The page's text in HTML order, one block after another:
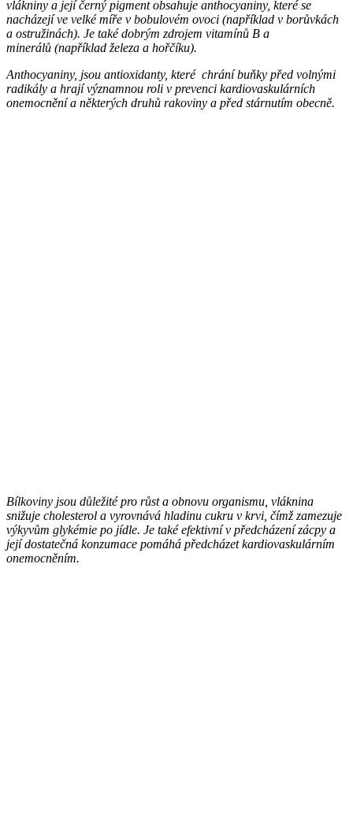
vlákniny a její černý pigment obsahuje anthocyaniny, které se
nacházejí ve velké míře v bobulovém ovoci (například v borůvkách
a ostružinách). Je také dobrým zdrojem vitamínů B a
minerálů (například železa a hořčíku).
Anthocyaniny, jsou antioxidanty, které chrání buňky před volnými
radikály a hrají významnou roli v prevenci kardiovaskulárních
onemocnění a některých druhů rakoviny a před stárnutím obecně.
Bílkoviny jsou důležité pro růst a obnovu organismu, vláknina
snižuje cholesterol a vyrovnává hladinu cukru v krvi, čímž zamezuje
výkyvům glykémie po jídle. Je také efektivní v předcházení zácpy a
její dostatečná konzumace pomáhá předcházet kardiovaskulárním
onemocněním.